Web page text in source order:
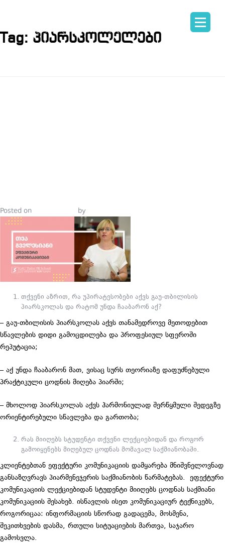
Tag: პიარსკოლელები
Posted on by
თქვენი აზრით, რა უპირატესობები აქვს გაუ-თბილისის
პიარსკოლას და რატომ უნდა ჩააბარონ აქ?
– გაუ-თბილისის პიარსკოლას აქვს თანამედროვე მეთოდებით
სწავლების დიდი გამოცდილება და პროფესიულ სფეროში
რეპუტაცია;
– აქ უნდა ჩააბარონ მათ, ვისაც სურს თეორიაზე დაფუძნებული
პრაქტიკული ცოდნის მიღება პიარში;
– მხოლოდ პიარსკოლას აქვს ჰარმონიულად შერწყმული შედეგზე
ორიენტირებული სწავლება და გართობა;
რას მიიღებს სტუდენტი თქვენი ლექციებიდან და როგორ
გამოიყენებს მიღებულ ცოდნას მომავალ საქმიანობაში.
კლიენტებთან ეფექტური კომუნიკაციის დამყარება მნიშვნელოვნად
განსაზღვრავს პიარმენეჯერის საქმიანობის წარმატებას. ეფექტური
კომუნიკაციის ლექციებიდან სტუდენტი მიიღებს ცოდნას საქმიანი
კომუნიკაციის შესახებ. ისწავლის ისეთ კომუნიკაციურ ტექნიკებს,
როგორიცაა: ინფორმაციის სწორად გადაცემა, მოსმენა,
შეკითხვების დასმა, რთული სიტუაციების მართვა, საჯარო
გამოსვლა.